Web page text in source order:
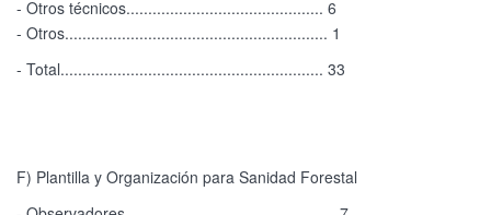
- Otros técnicos............................................. 6
- Otros............................................................ 1
- Total............................................................ 33
F) Plantilla y Organización para Sanidad Forestal